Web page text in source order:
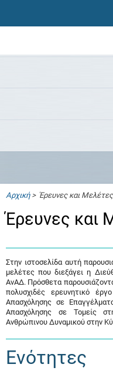
Αρχική> Έρευνες και Μελέτες
Έρευνες και
Στην ιστοσελίδα αυτή
μελέτες που διεξάγει η
ΑνΑΔ. Πρόσθετα
πολυσχιδές ερευνητικό
Απασχόλησης σε
Απασχόλησης σε Τομείς
Ανθρώπινου Δυναμικού στην
Ενότητες